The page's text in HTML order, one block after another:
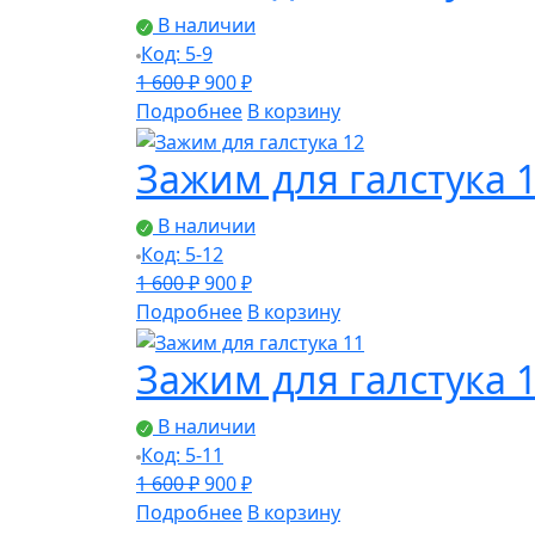
В наличии
Код: 5-9
1 600₽Первоначальная
цена
составляла
1
600 ₽.
900₽Текущая
цена:
900 ₽.
Подробнее В корзину
Зажим для галстука
В наличии
Код: 5-12
1 600₽Первоначальная
цена
составляла
1
600 ₽.
900₽Текущая
цена:
900 ₽.
Подробнее В корзину
Зажим для галстука
В наличии
Код: 5-11
1 600₽Первоначальная
цена
900₽Текущая
цена:
Подробнее В корзину